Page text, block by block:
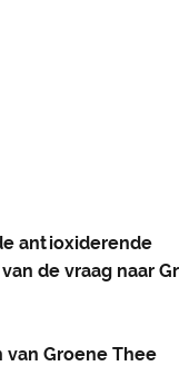
antioxiderende
de vraag naar
Groene Thee